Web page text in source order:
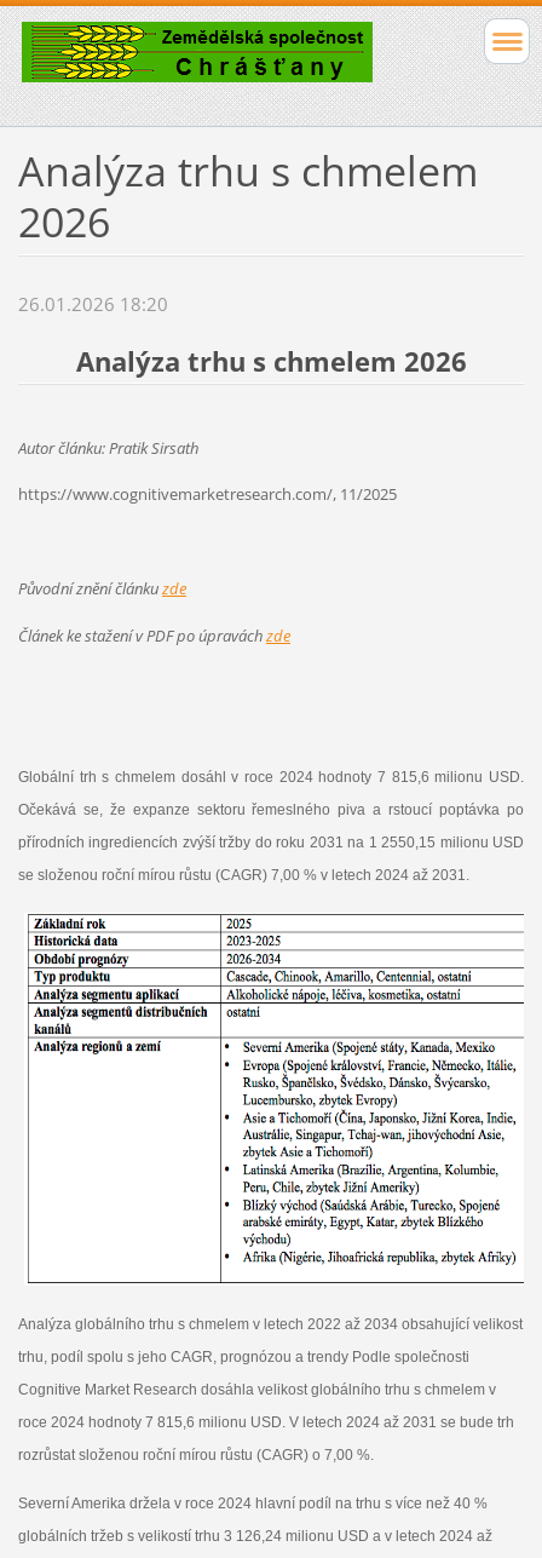
Analýza trhu s chmelem
2026
26.01.2026 18:20
Analýza trhu s chmelem 2026
Autor článku: Pratik Sirsath
https://www.cognitivemarketresearch.com/, 11/2025
Původní znění článkuzde
Článek ke stažení v PDF po úpraváchzde
Globální trh s chmelem dosáhl v roce 2024 hodnoty 7 815,6 milionu USD.
Očekává se, že expanze sektoru řemeslného piva a rstoucí poptávka po
přírodních ingrediencích zvýší tržby do roku 2031 na 1 2550,15 milionu USD
se složenou roční mírou růstu (CAGR) 7,00 % v letech 2024 až 2031.
Analýza globálního trhu s chmelem v letech 2022 až 2034 obsahující velikost
trhu, podíl spolu s jeho CAGR, prognózou a trendy Podle společnosti
Cognitive Market Research dosáhla velikost globálního trhu s chmelem v
roce 2024 hodnoty 7 815,6 milionu USD. V letech 2024 až 2031 se bude trh
rozrůstat složenou roční mírou růstu (CAGR) o 7,00 %.
Severní Amerika držela v roce 2024 hlavní podíl na trhu s více než 40 %
globálních tržeb s velikostí trhu 3 126,24 milionu USD a v letech 2024 až